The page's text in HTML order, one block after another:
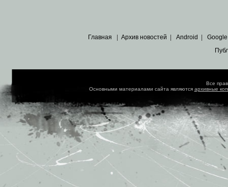
Главная Архив новостей Android Google
Все
Основными материалами сайта являются архивные